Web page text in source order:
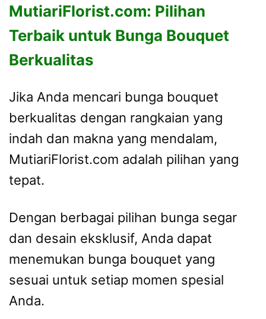
MutiariFlorist.com: Pilihan
Terbaik untuk Bunga Bouquet
Berkualitas
Jika Anda mencari bunga bouquet
berkualitas dengan rangkaian yang
indah dan makna yang mendalam,
MutiariFlorist.com adalah pilihan yang
tepat.
Dengan berbagai pilihan bunga segar
dan desain eksklusif, Anda dapat
menemukan bunga bouquet yang
sesuai untuk setiap momen spesial
Anda.